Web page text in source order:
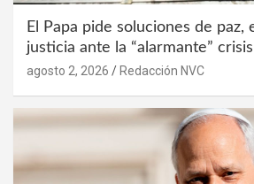
El Papa pide soluciones de paz,
justicia ante la “alarmante”
agosto 2, 2026 Redacción NVC